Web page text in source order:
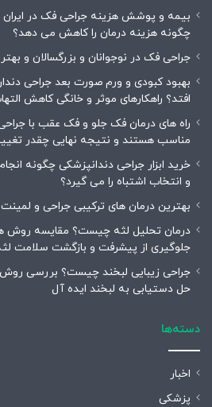
بیمه و پوشش هزینه جراحی فک در
چگونه هزینه درمان را کاهش می دهد؟
جراحی فک در نوجوانان و بزرگسالان و
بهبود کبودی و ورم صورت بعد جراحی
افتد؟ راهکارهای موثر و خانگی کاهش
مناسب هستند و نتیجه نهایی چقدر
خرید ابزار جراحی دندانپزشکی چگونه
و انتخاب اشتباه را می گیرد؟
بهترین درمان های ترکیبی جراحی و
درمان تحلیل لثه چیست؟ مقایسه روش
جلوگیری از پیشرفت و بازگشت سلامت
جراحی زیبایی لبخند چیست؟ بررسی روش
حل دستیابی به لبخند ایده آل
دسته‌ها
اخبار
پزشکی